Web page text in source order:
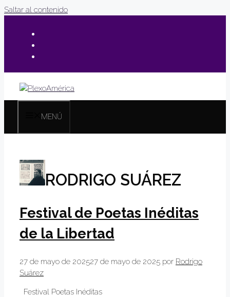
Saltar al contenido
MENÚ
RODRIGO SUÁREZ
Festival de Poetas Inéditas
de la Libertad
27 de mayo de 202527 de mayo de 2025 por Rodrigo
Suárez
Festival Poetas Inéditas